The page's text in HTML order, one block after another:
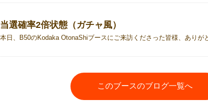
当選確率2倍状態（ガチャ風）
このブースのブログ一覧へ